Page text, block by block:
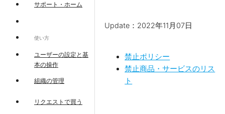
サポート・ホーム
使い方
ユーザーの設定と基
本の操作
組織の管理
リクエストで買う
Update：2022年11月07日
禁止ポリシー
禁止商品・サービスのリス
ト